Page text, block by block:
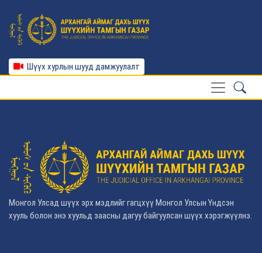
Шүүх хурлын шууд дамжуулалт
Монгол Улсад шүүх эрх мэдлийг гагцхүү Монгол Улсын Үндсэн
хууль болон энэ хуульд заасны дагуу байгуулсан шүүх хэрэгжүүлнэ.